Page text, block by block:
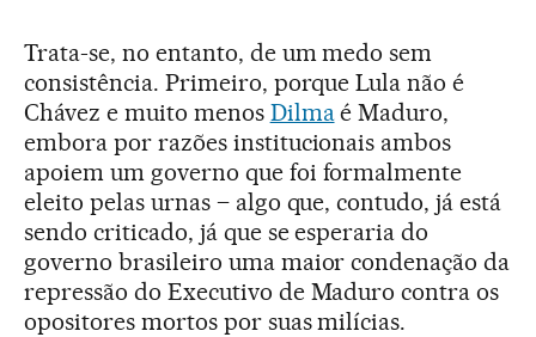
Trata-se, no entanto, de um medo sem
consistência. Primeiro, porque Lula não é
Chávez e muito menos Dilmaé Maduro,
embora por razões institucionais ambos
apoiem um governo que foi formalmente
eleito pelas urnas – algo que, contudo, já está
sendo criticado, já que se esperaria do
governo brasileiro uma maior condenação da
repressão do Executivo de Maduro contra os
opositores mortos por suas milícias.